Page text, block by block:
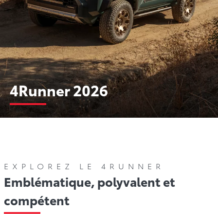
4Runner 2026
EXPLOREZ LE 4RUNNER
Emblématique, polyvalent et
compétent